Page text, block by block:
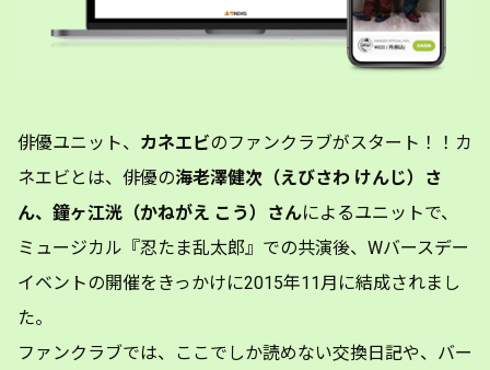
俳優ユニット、 カネエビのファンクラブがスタート！！カ
ネエビとは、俳優の海老澤健次（えびさわ けんじ）さ
ん、鐘ヶ江洸（かねがえ こう）さんによるユニットで、
ミュージカル『忍たま乱太郎』での共演後、Wバースデー
イベントの開催をきっかけに2015年11月に結成されまし
た。
ファンクラブでは、ここでしか読めない交換日記や、バー